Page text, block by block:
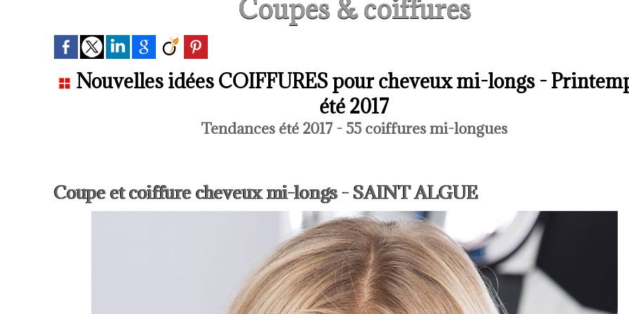
Coupes & coiffures
Nouvelles idées COIFFURES pour cheveux mi-longs -
été 2017
Tendances été 2017 - 55 coiffures mi-longues
Coupe et coiffure cheveux mi-longs - SAINT ALGUE